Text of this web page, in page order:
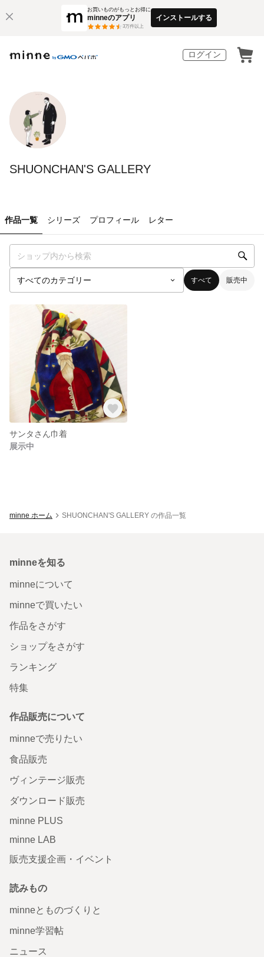
お買いものがもっとお得に
minneのアプリ
3万件以上
インストールする
ログイン
SHUONCHAN'S GALLERY
作品一覧 シリーズ プロフィール レター
すべて 販売中
サンタさん巾着
展示中
minne ホーム SHUONCHAN'S GALLERY の作品一覧
minneを知る
minneについて
minneで買いたい
作品をさがす
ショップをさがす
ランキング
特集
作品販売について
minneで売りたい
食品販売
ヴィンテージ販売
ダウンロード販売
minne PLUS
minne LAB
販売支援企画・イベント
読みもの
minneとものづくりと
minne学習帖
ニュース